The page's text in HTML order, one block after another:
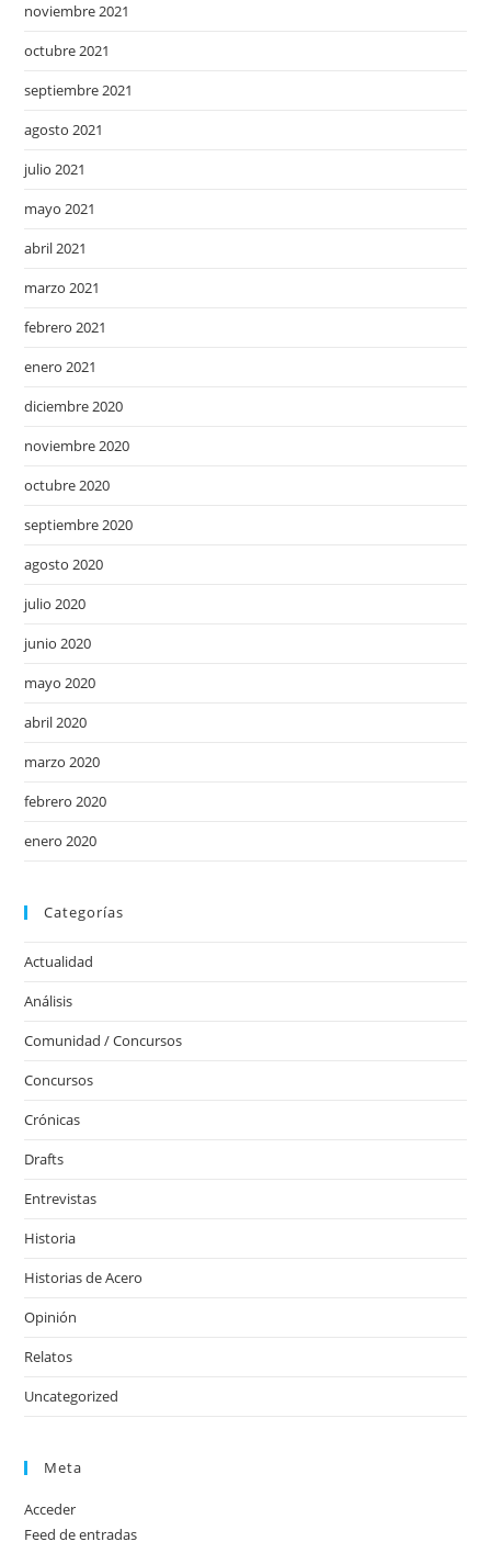
noviembre 2021
octubre 2021
septiembre 2021
agosto 2021
julio 2021
mayo 2021
abril 2021
marzo 2021
febrero 2021
enero 2021
diciembre 2020
noviembre 2020
octubre 2020
septiembre 2020
agosto 2020
julio 2020
junio 2020
mayo 2020
abril 2020
marzo 2020
febrero 2020
enero 2020
Categorías
Actualidad
Análisis
Comunidad / Concursos
Concursos
Crónicas
Drafts
Entrevistas
Historia
Historias de Acero
Opinión
Relatos
Uncategorized
Meta
Acceder
Feed de entradas